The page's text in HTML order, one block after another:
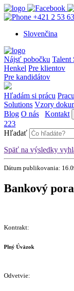
+421 2 53
Slovenčina
Nájsť pobočku Talent
Henkel Pre klientov
Pre kandidátov
Hľadám si prácu
Solutions Vzory
Blog O nás Kontakt
223
Hľadať
Späť na výsledky
Dátum publikovania:
Bankový
Kontrakt:
Plný Úväzok
Odvetvie: